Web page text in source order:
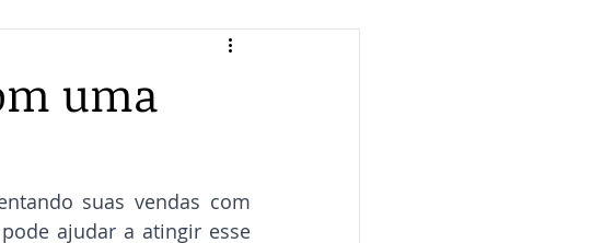
uma
suas vendas com
ajudar a atingir esse